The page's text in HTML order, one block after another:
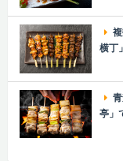
横丁
亭」